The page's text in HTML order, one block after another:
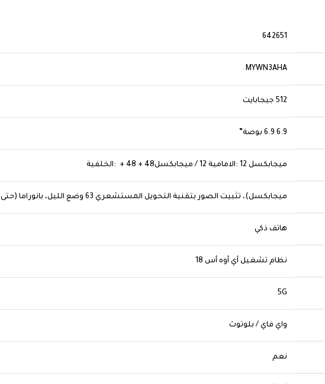
642651
MYWN3AHA
512 جيجابايت
6.9 6.9 بوصة”
هاتف ذكي
5G
واي فاي / بلوتوث
نعم